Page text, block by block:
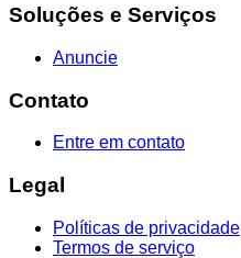
Soluções e Serviços
Anuncie
Contato
Entre em contato
Legal
Políticas de privacidade
Termos de serviço